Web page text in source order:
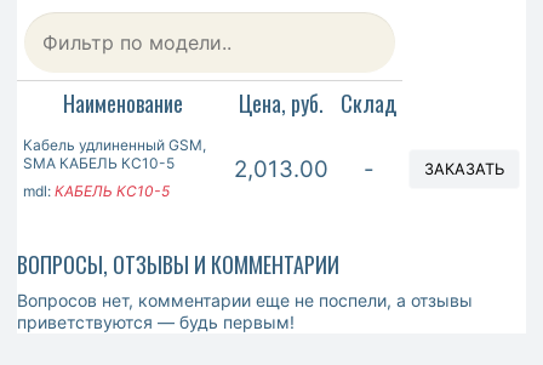
Наименование Цена, руб. Склад
Кабель удлиненный GSM,
SMA КАБЕЛЬ КС10-5
mdl: КАБЕЛЬ КС10-5
2,013.00 - ЗАКАЗАТЬ
ВОПРОСЫ, ОТЗЫВЫ И КОММЕНТАРИИ
Вопросов нет, комментарии еще не поспели, а отзывы
приветствуются — будь первым!